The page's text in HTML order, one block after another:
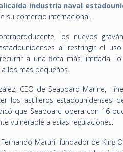
alicaída industria naval
su comercio internacional.
los nuevos
stadounidenses al restringir el
a una flota más limitada,
los más pequeños.
CEO de Seaboard Marine,
los astilleros estadounidenses
que Seaboard opera con 16
vulnerable a estas regulaciones.
Maruri -fundador de King